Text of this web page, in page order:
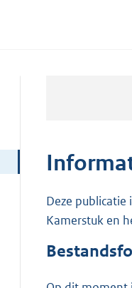
Deze
Kamerstuk en